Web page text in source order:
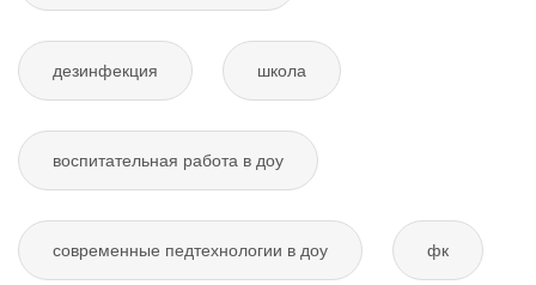
дезинфекция школа
воспитательная работа в доу
современные педтехнологии в доу фк